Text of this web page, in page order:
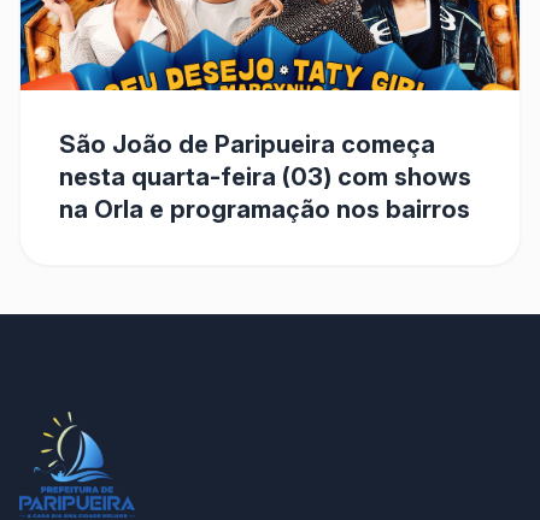
São João de Paripueira começa
nesta quarta-feira (03) com shows
na Orla e programação nos bairros